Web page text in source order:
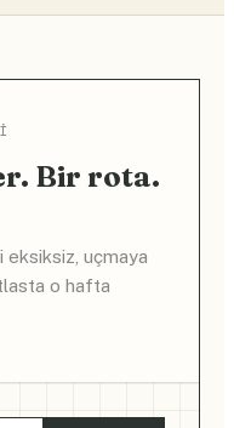
Bir rota.
eksiksiz, uçmaya
o hafta